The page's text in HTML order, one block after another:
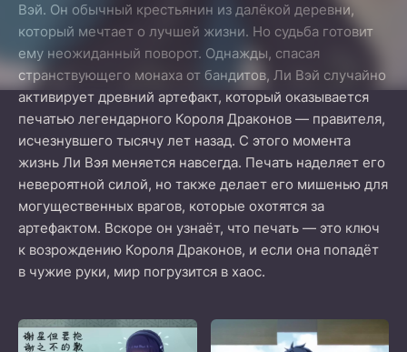
Вэй. Он обычный крестьянин из далёкой деревни,
который мечтает о лучшей жизни. Но судьба готовит
ему неожиданный поворот. Однажды, спасая
странствующего монаха от бандитов, Ли Вэй случайно
активирует древний артефакт, который оказывается
печатью легендарного Короля Драконов — правителя,
исчезнувшего тысячу лет назад. С этого момента
жизнь Ли Вэя меняется навсегда. Печать наделяет его
невероятной силой, но также делает его мишенью для
могущественных врагов, которые охотятся за
артефактом. Вскоре он узнаёт, что печать — это ключ
к возрождению Короля Драконов, и если она попадёт
в чужие руки, мир погрузится в хаос.